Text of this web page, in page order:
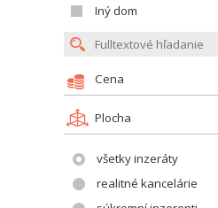
Iný dom
Cena
Plocha
všetky inzeráty
realitné kancelárie